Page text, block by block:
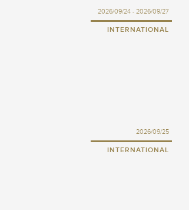
2026/09/24 - 2026/09/27
INTERNATIONAL
2026/09/25
INTERNATIONAL